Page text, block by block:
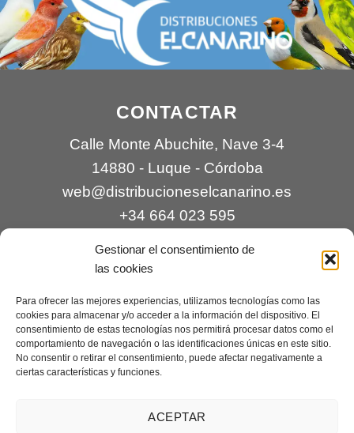
Gestionar el consentimiento de
las cookies
Para ofrecer las mejores experiencias, utilizamos tecnologías como las
cookies para almacenar y/o acceder a la información del dispositivo. El
consentimiento de estas tecnologías nos permitirá procesar datos como el
comportamiento de navegación o las identificaciones únicas en este sitio.
No consentir o retirar el consentimiento, puede afectar negativamente a
ciertas características y funciones.
ACEPTAR
CONTACTAR
Calle Monte Abuchite, Nave 3-4
14880 - Luque - Córdoba
web@distribucioneselcanarino.es
+34 664 023 595
Contacto|Incidencias|Devoluciones |
Condiciones generales
Mantenimiento web a cargo deCreaciones Digitales – mantenimiento web